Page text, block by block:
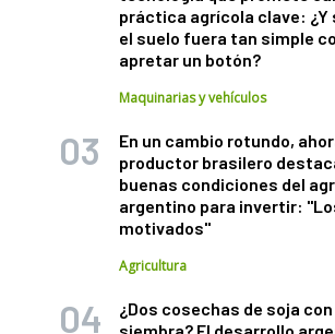
práctica agrícola clave: ¿Y
el suelo fuera tan simple
apretar un botón?
Maquinarias y vehículos
En un cambio rotundo,
productor brasilero
buenas condiciones del
argentino para invertir:
motivados"
Agricultura
¿Dos cosechas de soja